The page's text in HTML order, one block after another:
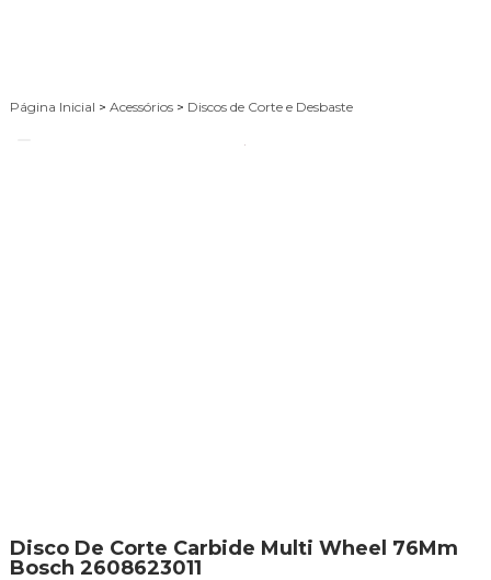
Página Inicial > Acessórios > Discos de Corte e Desbaste
Disco De Corte Carbide Multi Wheel 76Mm
Bosch 2608623011